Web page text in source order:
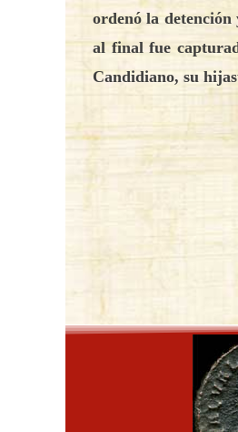
ordenó la detención
al final fue
Candidiano, su